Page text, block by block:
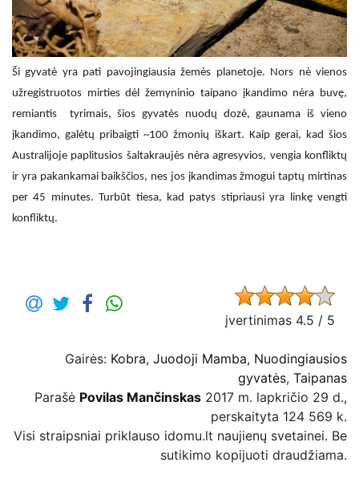
Ši gyvatė yra pati pavojingiausia žemės planetoje. Nors nė vienos
užregistruotos mirties dėl žemyninio taipano įkandimo nėra buvę,
remiantis tyrimais, šios gyvatės nuodų dozė, gaunama iš vieno
įkandimo, galėtų pribaigti ~100 žmonių iškart. Kaip gerai, kad šios
Australijoje paplitusios šaltakraujės nėra agresyvios, vengia konfliktų
ir yra pakankamai baikščios, nes jos įkandimas žmogui taptų mirtinas
per 45 minutes. Turbūt tiesa, kad patys stipriausi yra linkę vengti
konfliktų.
įvertinimas 4.5 / 5
Gairės: Kobra, Juodoji Mamba, Nuodingiausios
gyvatės, Taipanas
Parašė Povilas Mančinskas 2017 m. lapkričio 29 d.,
perskaityta 124 569 k.
Visi straipsniai priklauso idomu.lt naujienų svetainei. Be
sutikimo kopijuoti draudžiama.